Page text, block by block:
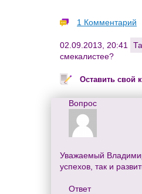
1 Комментарий
02.09.2013, 20:41
смекалистее?
Оставить свой
Вопрос
Уважаемый
успехов, так и
Ответ